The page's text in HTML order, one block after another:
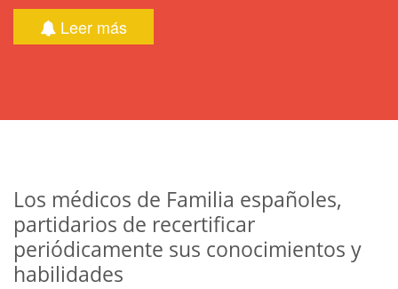
Leer más
Los médicos de Familia españoles,
partidarios de recertificar
periódicamente sus conocimientos y
habilidades